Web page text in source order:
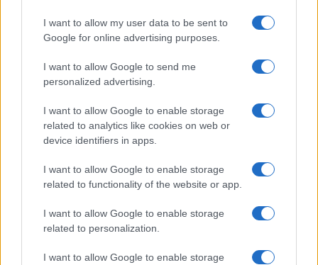
I want to allow my user data to be sent to
Google for online advertising purposes.
I want to allow Google to send me
personalized advertising.
I want to allow Google to enable storage
related to analytics like cookies on web or
device identifiers in apps.
I want to allow Google to enable storage
related to functionality of the website or app.
I want to allow Google to enable storage
related to personalization.
I want to allow Google to enable storage
Martina Agostina Diturco
I nostri cari